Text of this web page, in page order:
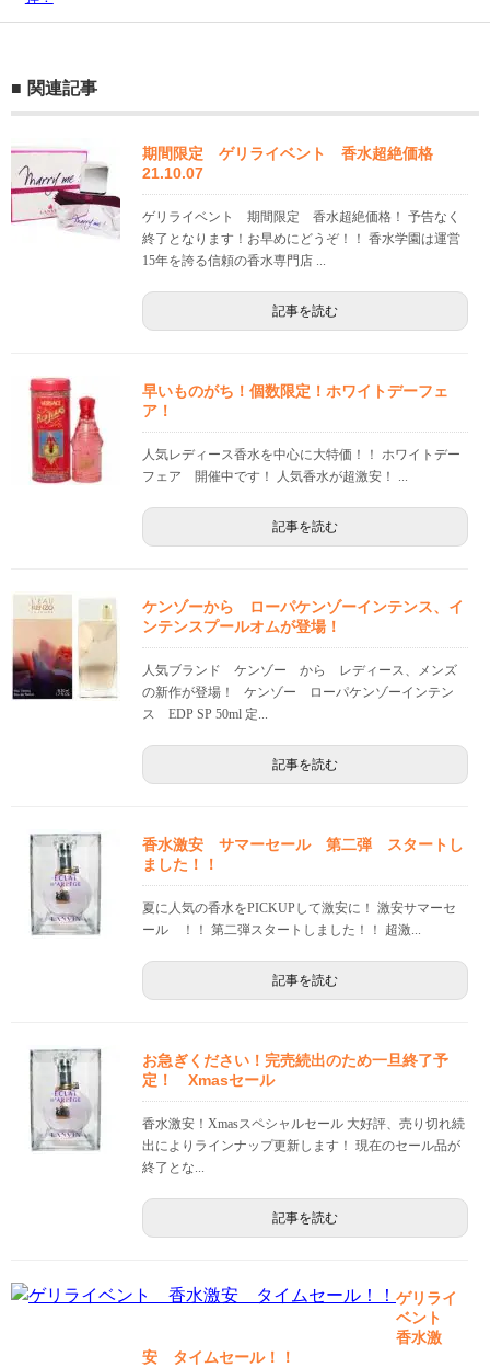
関連記事
期間限定 ゲリライベント 香水超絶価格
21.10.07
ゲリライベント 期間限定 香水超絶価格！ 予告なく
終了となります！お早めにどうぞ！！ 香水学園は運営
15年を誇る信頼の香水専門店 ...
記事を読む
早いものがち！個数限定！ホワイトデーフェ
ア！
人気レディース香水を中心に大特価！！ ホワイトデー
フェア 開催中です！ 人気香水が超激安！ ...
記事を読む
ケンゾーから ローパケンゾーインテンス、イ
ンテンスプールオムが登場！
人気ブランド ケンゾー から レディース、メンズ
の新作が登場！ ケンゾー ローパケンゾーインテン
ス EDP SP 50ml 定...
記事を読む
香水激安 サマーセール 第二弾 スタートし
ました！！
夏に人気の香水をPICKUPして激安に！ 激安サマーセ
ール ！！ 第二弾スタートしました！！ 超激...
記事を読む
お急ぎください！完売続出のため一旦終了予
定！ Xmasセール
香水激安！Xmasスペシャルセール 大好評、売り切れ続
出によりラインナップ更新します！ 現在のセール品が
終了とな...
記事を読む
ゲリライ
ベント
香水激
安 タイムセール！！